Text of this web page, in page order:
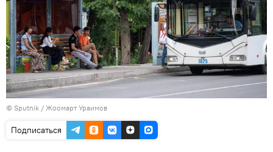
© Sputnik / Жоомарт Ураимов
Подписаться